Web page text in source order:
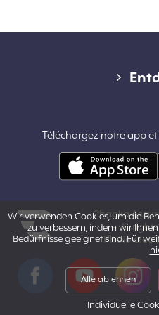
Pro-Bereich &
Téléchargez notre app
Chapka
– All
Photo
YouTube Instagram
Wir verwenden Cookies, um die
zu verbessern, indem wir
Bedürfnisse geeignet sind.Für
Alle ablehnen
Individuelle